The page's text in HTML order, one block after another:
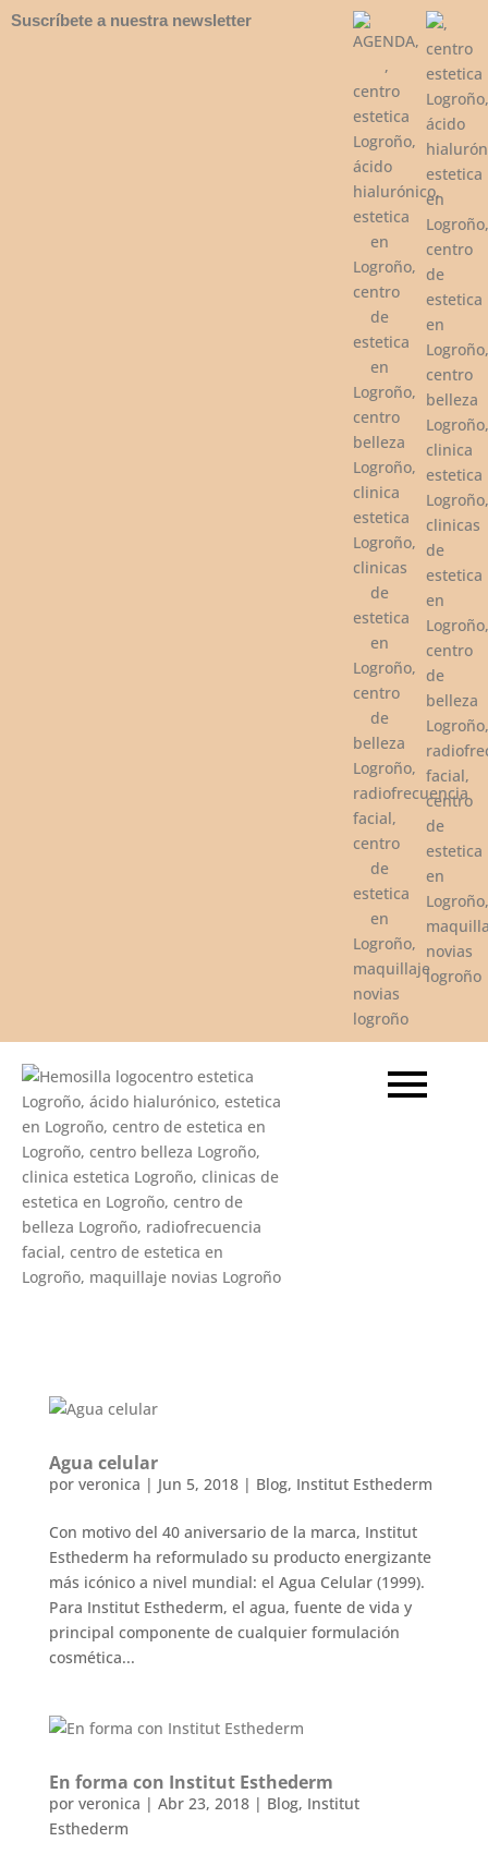
Suscríbete a nuestra newsletter
Agua celular
por veronica | Jun 5, 2018| Blog, Institut Esthederm
Con motivo del 40 aniversario de la marca, Institut
Esthederm ha reformulado su producto energizante
más icónico a nivel mundial: el Agua Celular (1999).
Para Institut Esthederm, el agua, fuente de vida y
principal componente de cualquier formulación
cosmética...
En forma con Institut Esthederm
por veronica | Abr 23, 2018| Blog, Institut
Esthederm